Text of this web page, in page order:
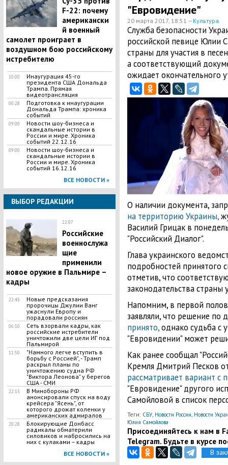
F-22: почему
американски
й военный
самолет проиграет в
воздушном бою российскому
истребителю
10:00
Инаугурация 45-го
президента США Дональда
Трампа. Прямая
видеотрансляция
00:28
Подготовка к инаугурации
Дональда Трампа: хроника
событий
09:00
Новости шоу-бизнеса и
скандальные истории в
России и мире. Хроника
событий 22.12.16
09:00
Новости шоу-бизнеса и
скандальные истории в
России и мире. Хроника
событий 16.12.16
ВСЕ НОВОСТИ »
ВЫБОР РЕДАКЦИИ
22:07
Российские
военнослужа
щие
применили
новое оружие в Пальмире –
кадры
22:43
Новые предсказания
пророчицы Джулии Ванг
ужаснули Европу и
порадовали россиян
06:10
Сеть взорвали кадры, как
российские истребители
уничтожили две цели ИГ под
Пальмирой
11:50
"Намного легче вступить в
борьбу с Россией", - Трамп
раскрыл планы по
уничтожению судна РФ
"Виктора Леонова" у берегов
США - СМИ
22:15
В Минобороны РФ
анонсировали спуск на воду
крейсера "Ясень", от
которого дрожат коленки у
американских адмиралов
20:28
Блокирующие Донбасс
радикалы обматерили
силовиков и набросились на
них с кулаками – кадры
ВСЕ НОВОСТИ »
"Евровидение"
20 марта 2017, 18:51 —Культура
Служба безопасности
российской певице Юлии
страны для участия в
а соответствующий
ожидает окончательного
О наличии документа,
на территорию Украины,
Василий Грицак в
"Российский Диалог".
Глава украинского
подробностей принятого
отметив, что
законодательства страны
Напомним, в первой
заявляли, что решение
принято,однако судьба с
"Евровидении" может
Как ранее сообщал
Кремля Дмитрий Песков
рассматривает вариант с
"Евровидение" другого
Самойловой в список
Теги: СБУ, Новости России, Новости
Юлия Самойлова
Присоединяйтесь к нам в
Telegram. Будьте в курсе
В